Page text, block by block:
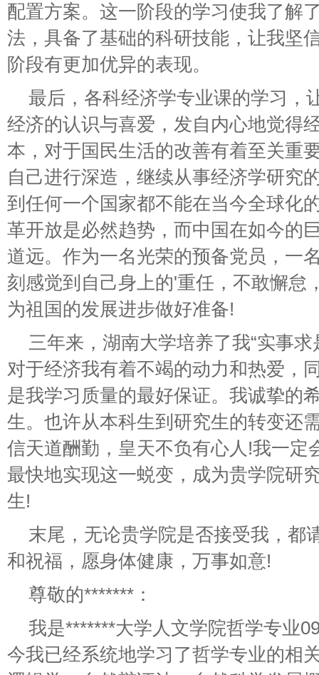
配置方案。这一阶段的学习使我了解
法，具备了基础的科研技能，让我坚
阶段有更加优异的表现。
最后，各科经济学专业课的学习，
经济的认识与喜爱，发自内心地觉得
本，对于国民生活的改善有着至关重
自己进行深造，继续从事经济学研究
到任何一个国家都不能在当今全球化
革开放是必然趋势，而中国在如今的
道远。作为一名光荣的预备党员，一
刻感觉到自己身上的'重任，不敢懈怠
为祖国的发展进步做好准备!
三年来，湖南大学培养了我“实事
对于经济我有着不竭的动力和热爱，
是我学习质量的最好保证。我诚挚的
生。也许从本科生到研究生的转变还
信天道酬勤，皇天不负有心人!我一定
最快地实现这一蜕变，成为贵学院研
生!
末尾，无论贵学院是否接受我，都
和祝福，愿身体健康，万事如意!
尊敬的*******：
我是*******大学人文学院哲学专业
今我已经系统地学习了哲学专业的相